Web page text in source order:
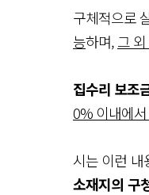
구체적으로
능하며,그
집수리 보조
0% 이내에
시는 이런
소재지의 구